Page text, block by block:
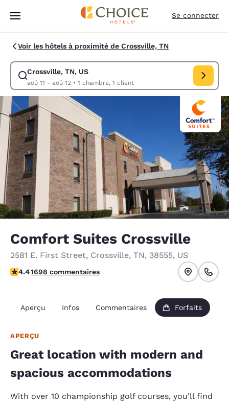
Sauter à Contenu Principal
Se connecter
Voir les hôtels à proximité de Crossville, TN
Crossville, TN, US
aoû 11 - aoû 12• 1 chambre, 1 client
Modifier la recherche pour Crossville, TN, US. Date d’arrivée aoû 11,
Comfort Suites Crossville
2581 E. First Street, Crossville, TN, 38555, US
4.42 étoiles. Excellent.
4.41698 commentaires
Aperçu Infos Commentaires Forfaits
APERÇU
Great location with modern and
spacious accommodations
With over 10 championship golf courses, you'll find